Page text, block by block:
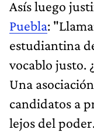
Asís luego
Puebla:
estudiantina
vocablo justo.
Una
candidatos a
lejos del